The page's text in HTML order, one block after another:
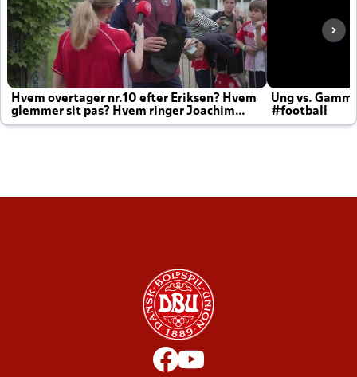
Hvem overtager nr.10 efter Eriksen? Hvem
glemmer sit pas? Hvem ringer Joachim
altid til efter kampe?
Ung vs.
#football